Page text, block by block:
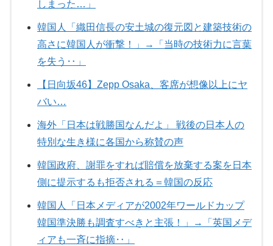
しまった…」
韓国人「織田信長の安土城の復元図と建築技術の
高さに韓国人が衝撃！」→「当時の技術力に言葉
を失う‥」
【日向坂46】Zepp Osaka、客席が想像以上にヤ
バい…
海外「日本は戦勝国なんだよ」 戦後の日本人の
特別な生き様に各国から称賛の声
韓国政府、謝罪をすれば賠償を放棄する案を日本
側に提示するも拒否される＝韓国の反応
韓国人「日本メディアが2002年ワールドカップ
韓国準決勝も調査すべきと主張！」→「英国メデ
ィアも一斉に指摘‥」